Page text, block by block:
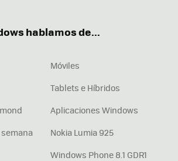
hablamos de...
Móviles
Tablets e Híbridos
Aplicaciones Windows
Nokia Lumia 925
Windows Phone 8.1 GDR1